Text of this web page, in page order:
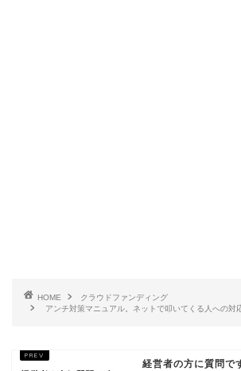
HOME
クラウドファンディング
アンチ対策マニュアル。ネットで叩いてくる人への対
経営者の方に質問で